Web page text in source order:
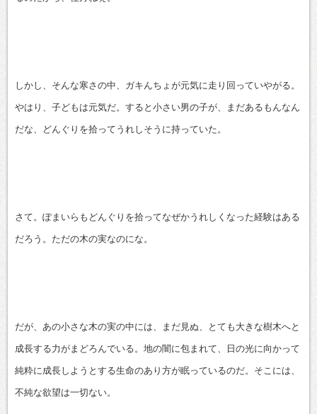
しかし、そんな寒さの中、ガキんちょが元気に走り回っていやがる。
やはり、子どもは元気だ。すると小さい男の子が、まだあるもんなん
だな、どんぐりを拾ってうれしそうに持っていた。
さて。ぽまいらもどんぐりを拾ってなぜかうれしくなった経験はある
だろう。ただの木の実なのにな。
だが、あの小さな木の実の中には、まだ見ぬ、とても大きな樹木へと
成長する力がまどろんでいる。地の闇に包まれて、日の光に向かって
純粋に成長しようとする生命のあり方が眠っているのだ。そこには、
不純な欲望は一切ない。